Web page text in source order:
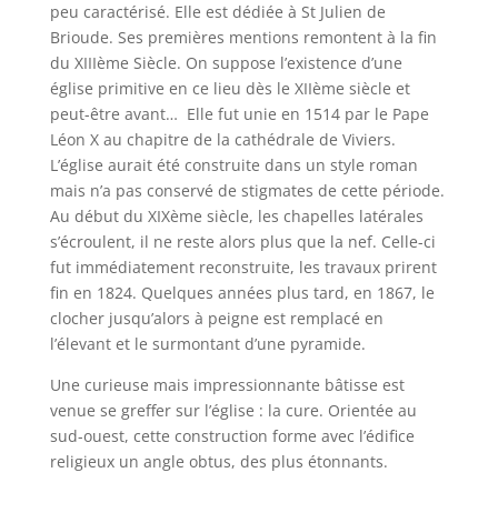
peu caractérisé. Elle est dédiée à St Julien de
Brioude. Ses premières mentions remontent à la fin
du XIIIème Siècle. On suppose l’existence d’une
église primitive en ce lieu dès le XIIème siècle et
peut-être avant… Elle fut unie en 1514 par le Pape
Léon X au chapitre de la cathédrale de Viviers.
L’église aurait été construite dans un style roman
mais n’a pas conservé de stigmates de cette période.
Au début du XIXème siècle, les chapelles latérales
s’écroulent, il ne reste alors plus que la nef. Celle-ci
fut immédiatement reconstruite, les travaux prirent
fin en 1824. Quelques années plus tard, en 1867, le
clocher jusqu’alors à peigne est remplacé en
l’élevant et le surmontant d’une pyramide.
Une curieuse mais impressionnante bâtisse est
venue se greffer sur l’église : la cure. Orientée au
sud-ouest, cette construction forme avec l’édifice
religieux un angle obtus, des plus étonnants.